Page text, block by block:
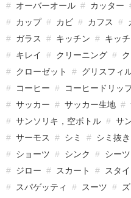
オーバーオール
カッター
カップ
カビ カフス
ガラス
キッチン キッ
キレイ
クリーニング
クローゼット
グリスフィ
コーヒー
コーヒードリッ
サッカー
サッカー生地
サンソリキ，空ボトル
サ
サーモス
シミ シミ抜き
ショーツ
シンク シーツ
ジロー
スカート スタイ
スパゲッティ
スーツ